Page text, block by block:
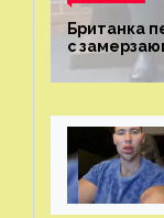
Британка
с
о помощи